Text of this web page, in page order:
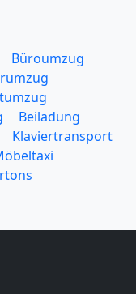
Büroumzug
Beiladung
Klaviertransport